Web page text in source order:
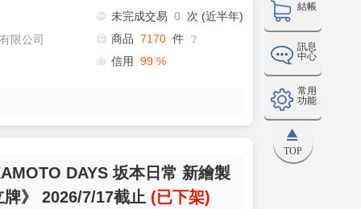
結帳
訊息
中心
常用
功能
TOP
限公司
未完成交易 0
次 (近半年)
商品 7170 件 ❔
信用 99 %
DAYS 坂本日常 新繪製
》 2026/7/17截止 (已下架)